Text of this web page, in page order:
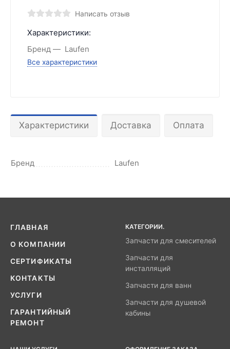
Написать отзыв
Характеристики:
Бренд
Laufen
Все характеристики
Характеристики Доставка Оплата
Бренд Laufen
ГЛАВНАЯ
О КОМПАНИИ
СЕРТИФИКАТЫ
КОНТАКТЫ
УСЛУГИ
ГАРАНТИЙНЫЙ
РЕМОНТ
КАТЕГОРИИ.
Запчасти для смесителей
Запчасти для
инсталляций
Запчасти для ванн
Запчасти для душевой
кабины